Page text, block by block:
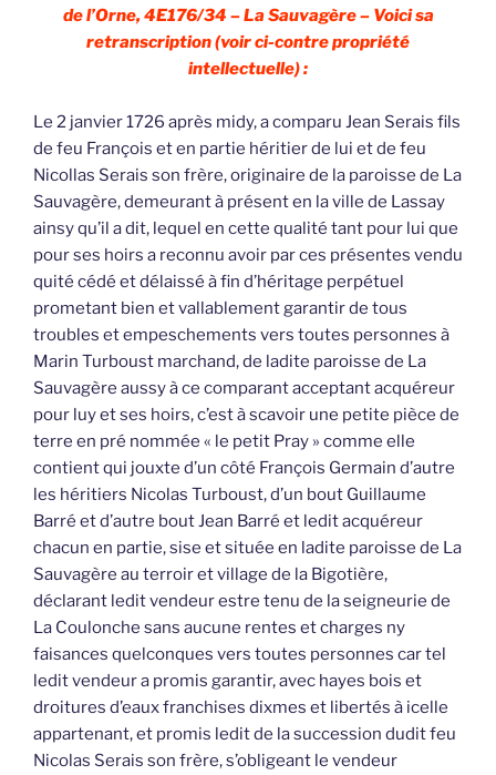
de l’Orne, 4E176/34 – La Sauvagère – Voici sa
retranscription (voir ci-contre propriété
intellectuelle) :
Le 2 janvier 1726 après midy, a comparu Jean Serais fils
de feu François et en partie héritier de lui et de feu
Nicollas Serais son frère, originaire de la paroisse de La
Sauvagère, demeurant à présent en la ville de Lassay
ainsy qu’il a dit, lequel en cette qualité tant pour lui que
pour ses hoirs a reconnu avoir par ces présentes vendu
quité cédé et délaissé à fin d’héritage perpétuel
prometant bien et vallablement garantir de tous
troubles et empeschements vers toutes personnes à
Marin Turboust marchand, de ladite paroisse de La
Sauvagère aussy à ce comparant acceptant acquéreur
pour luy et ses hoirs, c’est à scavoir une petite pièce de
terre en pré nommée « le petit Pray » comme elle
contient qui jouxte d’un côté François Germain d’autre
les héritiers Nicolas Turboust, d’un bout Guillaume
Barré et d’autre bout Jean Barré et ledit acquéreur
chacun en partie, sise et située en ladite paroisse de La
Sauvagère au terroir et village de la Bigotière,
déclarant ledit vendeur estre tenu de la seigneurie de
La Coulonche sans aucune rentes et charges ny
faisances quelconques vers toutes personnes car tel
ledit vendeur a promis garantir, avec hayes bois et
droitures d’eaux franchises dixmes et libertés à icelle
appartenant, et promis ledit de la succession dudit feu
Nicolas Serais son frère, s’obligeant le vendeur